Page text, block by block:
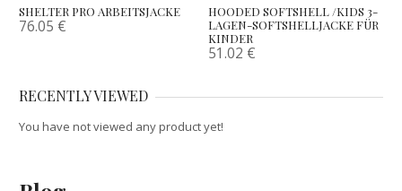
SHELTER PRO ARBEITSJACKE
76.05 €
HOODED SOFTSHELL /KIDS 3-
LAGEN-SOFTSHELLJACKE FÜR
KINDER
51.02 €
RECENTLY VIEWED
You have not viewed any product yet!